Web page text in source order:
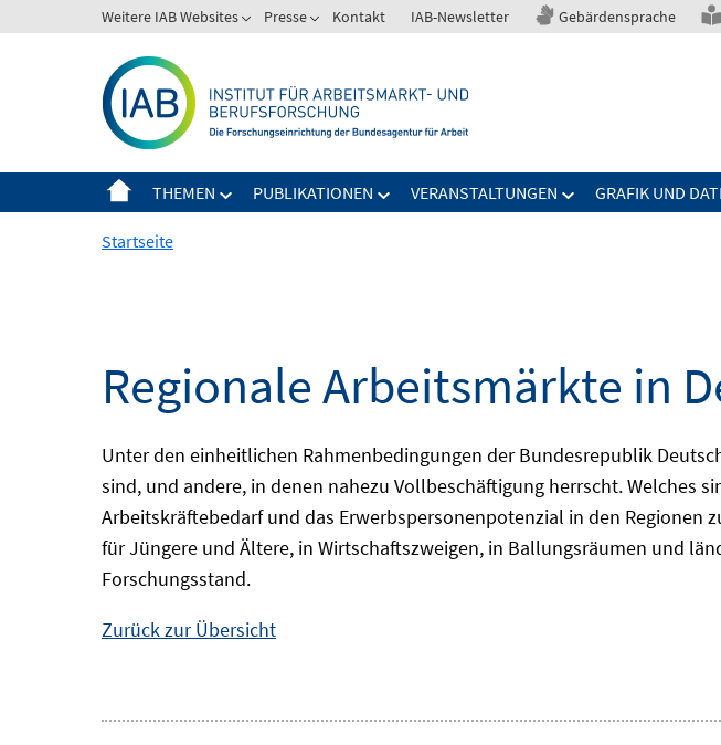
zum
Weitere IAB Websites Presse Kontakt IAB-Newsletter Gebärdensprache
THEMEN PUBLIKATIONEN VERANSTALTUNGEN GRAFIK UND
Startseite
Regionale Arbeitsmärkte in
Unter den einheitlichen Rahmenbedingungen der Bundesrepublik
sind, und andere, in denen nahezu Vollbeschäftigung herrscht. Welches
Arbeitskräftebedarf und das Erwerbspersonenpotenzial in den
für Jüngere und Ältere, in Wirtschaftszweigen, in Ballungsräumen und
Forschungsstand.
Zurück zur Übersicht